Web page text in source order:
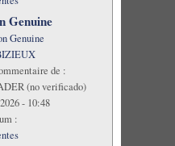
Genuine
Genuine
de :
(no verificado)
- 10:48
: